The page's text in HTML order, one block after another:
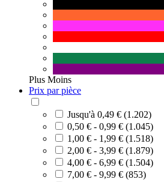
Plus Moins
Prix par pièce
Jusqu'à 0,49 € (1.202)
0,50 € - 0,99 € (1.045)
1,00 € - 1,99 € (1.518)
2,00 € - 3,99 € (1.879)
4,00 € - 6,99 € (1.504)
7,00 € - 9,99 € (853)